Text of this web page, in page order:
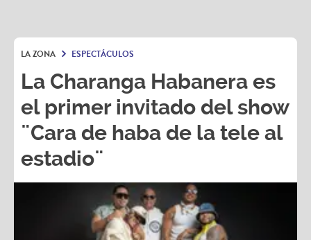
LA ZONA ESPECTÁCULOS
La Charanga Habanera es
el primer invitado del show
¨Cara de haba de la tele al
estadio¨